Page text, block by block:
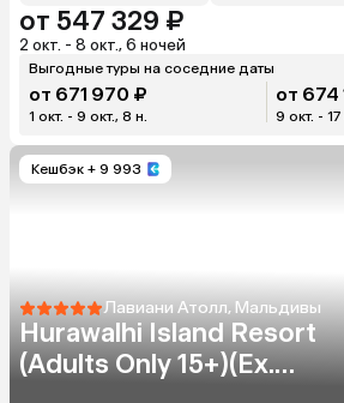
от 547 329 ₽
2 окт. - 8 окт., 6 ночей
Выгодные туры на соседние даты
от 671 970 ₽
1 окт. - 9 окт., 8 н.
от 674
9 окт. - 17
Кешбэк + 9 993
Лавиани Атолл, Мальдивы
Hurawalhi Island Resort
(Adults Only 15+)(Ex.